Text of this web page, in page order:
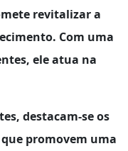
revitalizar a
Com uma
ele atua na
destacam-se os
promovem uma